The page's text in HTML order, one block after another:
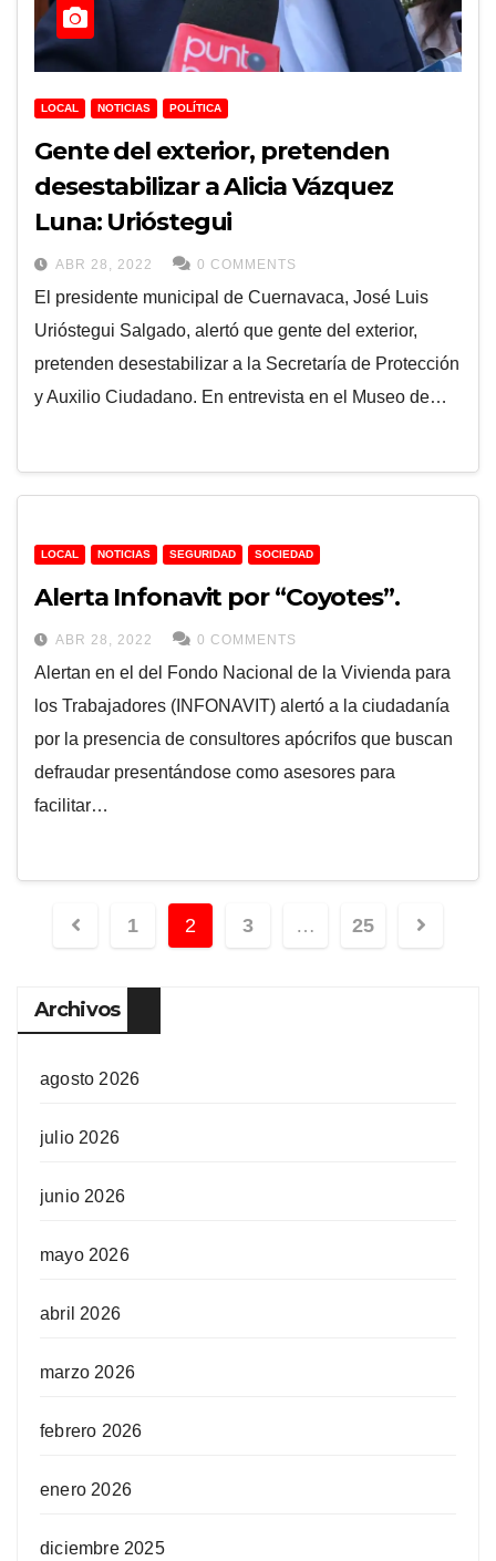
LOCAL NOTICIAS POLÍTICA
Gente del exterior, pretenden
desestabilizar a Alicia Vázquez
Luna: Urióstegui
ABR 28, 2022 0 COMMENTS
El presidente municipal de Cuernavaca, José Luis
Urióstegui Salgado, alertó que gente del exterior,
pretenden desestabilizar a la Secretaría de Protección
y Auxilio Ciudadano. En entrevista en el Museo de…
LOCAL NOTICIAS SEGURIDAD SOCIEDAD
Alerta Infonavit por “Coyotes”.
ABR 28, 2022 0 COMMENTS
Alertan en el del Fondo Nacional de la Vivienda para
los Trabajadores (INFONAVIT) alertó a la ciudadanía
por la presencia de consultores apócrifos que buscan
defraudar presentándose como asesores para
facilitar…
1 2 3 … 25
Archivos
agosto 2026
julio 2026
junio 2026
mayo 2026
abril 2026
marzo 2026
febrero 2026
enero 2026
diciembre 2025